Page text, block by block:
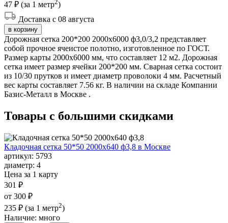
47 ₽ (за 1 метр2)
Доставка с 08 августа
в корзину
Дорожная сетка 200*200 2000х6000 ф3,0/3,2 представляет
собой прочное ячеистое полотно, изготовленное по ГОСТ.
Размер карты 2000х6000 мм, что составляет 12 м2. Дорожная
сетка имеет размер ячейки 200*200 мм. Сварная сетка состоит
из 10/30 прутков и имеет диаметр проволоки 4 мм. Расчетный
вес карты составляет 7.56 кг. В наличии на складе Компании
Базис-Металл в Москве .
Товары с большими скидками
Кладочная сетка 50*50 2000х640 ф3,8 в Москве
артикул: 5793
диаметр: 4
Цена за 1 карту
301 ₽
от 300 ₽
235 ₽ (за 1 метр2)
Наличие: много